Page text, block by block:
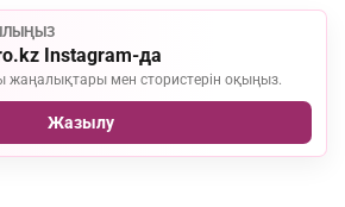
Instagram-да
жаңалықтары мен стористерін оқыңыз.
Жазылу